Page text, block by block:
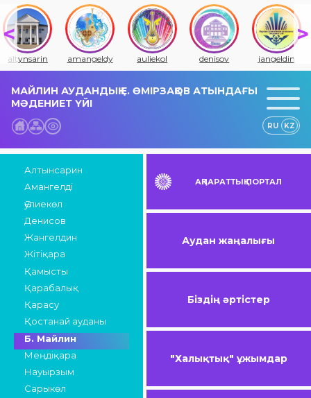
altynsarin amangeldy auliekol denisov jangeldin
МАЙЛИН АУДАНДЫҚ Е. ӨМІРЗАҚОВ АТЫНДАҒЫ
МӘДЕНИЕТ ҮЙІ
RU KZ
Алтынсарин
Амангелді
Әулиекөл
Денисов
Жангелдин
Жітіқара
Қамысты
Қарабалық
Қарасу
Қостанай ауданы
Б. Майлин
Меңдіқара
Науырзым
Сарыкөл
АҚПАРАТТЫҚ ПОРТАЛ
Аудан жаңалығы
Біздің әртістер
"Халықтық" ұжымдар